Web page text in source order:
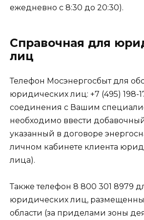
ежедневно с 8:30 до 20:30).
Справочная для
лиц
Телефон Мосэнергосбыт для
юридических лиц: +7 (495) 198-
соединения с Вашим
необходимо ввести
указанный в договоре
личном кабинете клиента
лица).
Также телефон 8 800 301 8979
юридических лиц,
области (за приделами зоны